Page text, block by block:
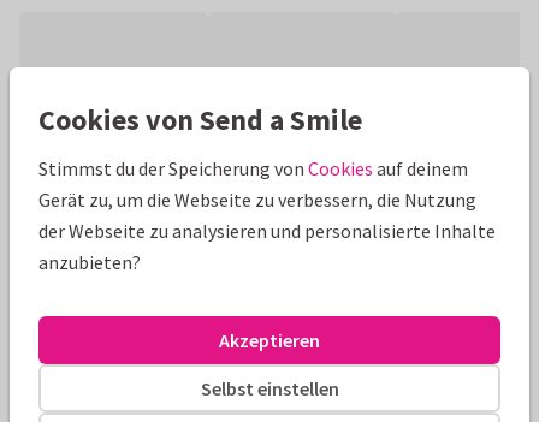
Bunte Menükarte zum 1. Schultag mit lustigem Tiger und
Luftballons. Personalisieren Sie die Karte nach Wunsch und
Bedarf!
Cookies von Send a Smile
Stimmst du der Speicherung von Cookies auf deinem
Gerät zu, um die Webseite zu verbessern, die Nutzung
der Webseite zu analysieren und personalisierte Inhalte
anzubieten?
Selbst einstellen
Akzeptieren